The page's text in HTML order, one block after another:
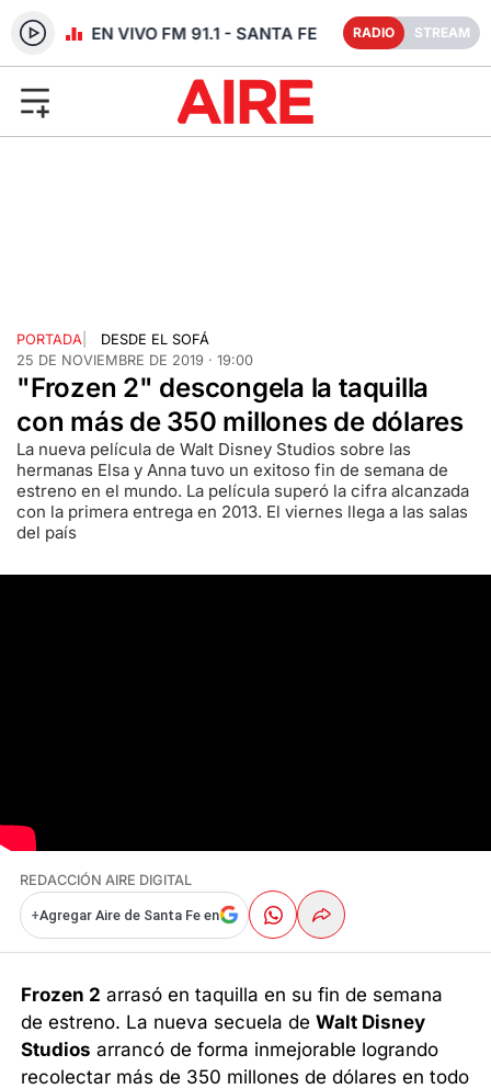
RADIO EN VIVO FM 91.1 - SANTA FE RADIO STREAM
PORTADA
DESDE EL SOFÁ
25 DE NOVIEMBRE DE 2019 · 19:00
"Frozen 2" descongela la taquilla
con más de 350 millones de dólares
La nueva película de Walt Disney Studios sobre las
hermanas Elsa y Anna tuvo un exitoso fin de semana de
estreno en el mundo. La película superó la cifra alcanzada
con la primera entrega en 2013. El viernes llega a las salas
del país
REDACCIÓN AIRE DIGITAL
+Agregar Aire de Santa Fe en
Frozen 2 arrasó en taquilla en su fin de semana
de estreno. La nueva secuela deWalt Disney
Studios arrancó de forma inmejorable logrando
recolectar más de 350 millones de dólares en todo